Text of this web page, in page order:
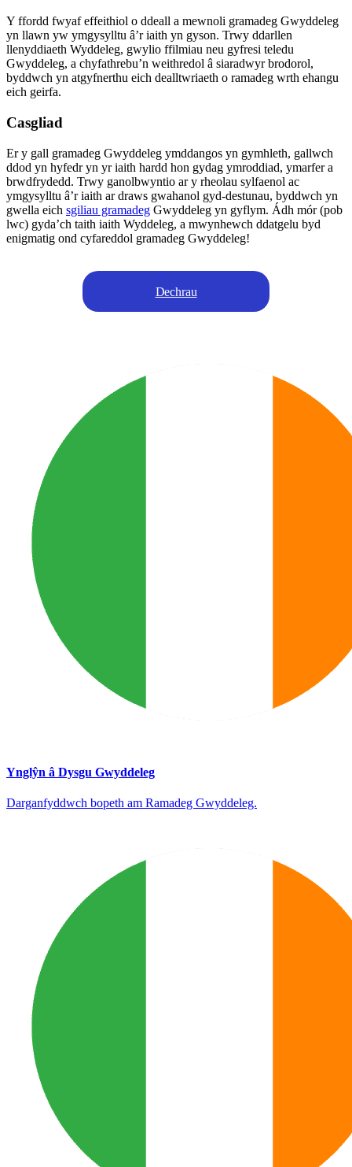
Y ffordd fwyaf effeithiol o ddeall a mewnoli gramadeg Gwyddeleg
yn llawn yw ymgysylltu â’r iaith yn gyson. Trwy ddarllen
llenyddiaeth Wyddeleg, gwylio ffilmiau neu gyfresi teledu
Gwyddeleg, a chyfathrebu’n weithredol â siaradwyr brodorol,
byddwch yn atgyfnerthu eich dealltwriaeth o ramadeg wrth ehangu
eich geirfa.
Casgliad
Er y gall gramadeg Gwyddeleg ymddangos yn gymhleth, gallwch
ddod yn hyfedr yn yr iaith hardd hon gydag ymroddiad, ymarfer a
brwdfrydedd. Trwy ganolbwyntio ar y rheolau sylfaenol ac
ymgysylltu â’r iaith ar draws gwahanol gyd-destunau, byddwch yn
gwella eich sgiliau gramadeg Gwyddeleg yn gyflym. Ádh mór (pob
lwc) gyda’ch taith iaith Wyddeleg, a mwynhewch ddatgelu byd
enigmatig ond cyfareddol gramadeg Gwyddeleg!
Dechrau
Ynglŷn â Dysgu Gwyddeleg
Darganfyddwch bopeth am Ramadeg Gwyddeleg.